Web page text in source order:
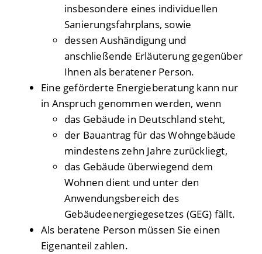
insbesondere eines individuellen
Sanierungsfahrplans, sowie
dessen Aushändigung und
anschließende Erläuterung gegenüber
Ihnen als beratener Person.
Eine geförderte Energieberatung kann nur
in Anspruch genommen werden, wenn
das Gebäude in Deutschland steht,
der Bauantrag für das Wohngebäude
mindestens zehn Jahre zurückliegt,
das Gebäude überwiegend dem
Wohnen dient und unter den
Anwendungsbereich des
Gebäudeenergiegesetzes (GEG) fällt.
Als beratene Person müssen Sie einen
Eigenanteil zahlen.